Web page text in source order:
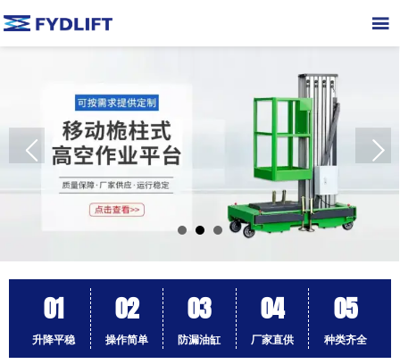

01
升降平稳
02
操作简单
03
防漏油缸
04
厂家直供
05
种类齐全